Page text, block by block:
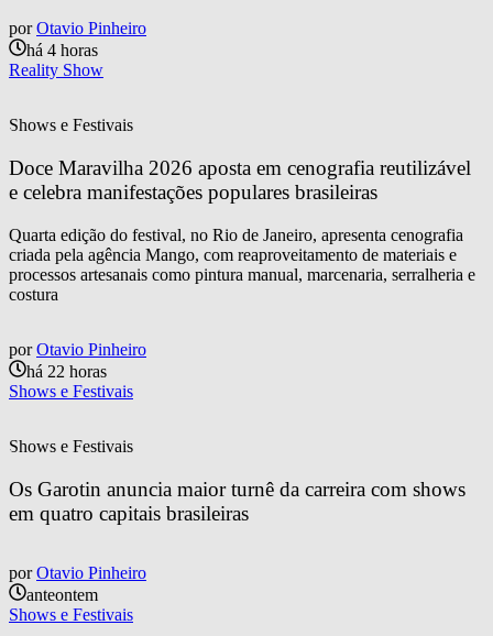
por Otavio Pinheiro
há 4 horas
Reality Show
Shows e Festivais
Doce Maravilha 2026 aposta em cenografia reutilizável
e celebra manifestações populares brasileiras
Quarta edição do festival, no Rio de Janeiro, apresenta cenografia
criada pela agência Mango, com reaproveitamento de materiais e
processos artesanais como pintura manual, marcenaria, serralheria e
costura
por Otavio Pinheiro
há 22 horas
Shows e Festivais
Shows e Festivais
Os Garotin anuncia maior turnê da carreira com shows
em quatro capitais brasileiras
por Otavio Pinheiro
anteontem
Shows e Festivais